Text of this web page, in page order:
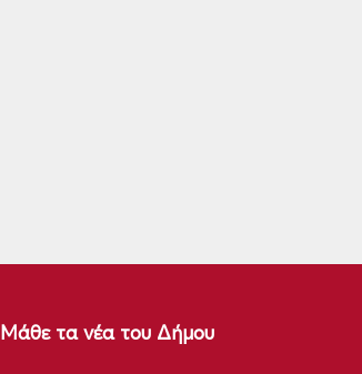
Μάθε τα νέα του Δήμου